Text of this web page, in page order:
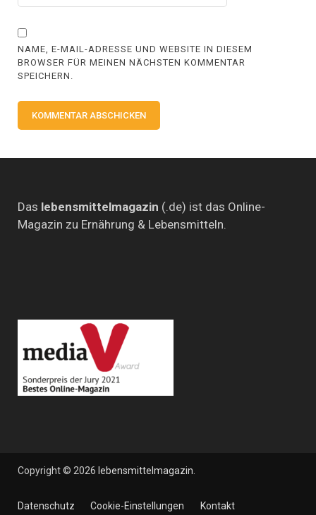
NAME, E-MAIL-ADRESSE UND WEBSITE IN DIESEM
BROWSER FÜR MEINEN NÄCHSTEN KOMMENTAR
SPEICHERN.
Das lebensmittelmagazin (.de) ist das Online-
Magazin zu Ernährung & Lebensmitteln.
Copyright © 2026 lebensmittelmagazin
Datenschutz Cookie-Einstellungen
Kontakt